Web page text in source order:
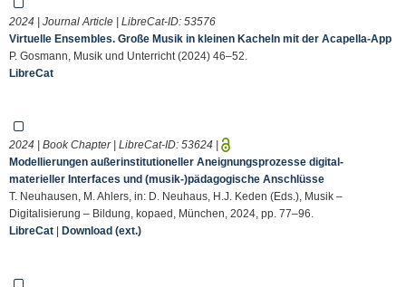
2024 | Journal Article | LibreCat-ID: 53576
Virtuelle Ensembles. Große Musik in kleinen Kacheln mit der Acapella-App
P. Gosmann, Musik und Unterricht (2024) 46–52.
LibreCat
2024 | Book Chapter | LibreCat-ID: 53624 |
Modellierungen außerinstitutioneller Aneignungsprozesse digital-
materieller Interfaces und (musik-)pädagogische Anschlüsse
T. Neuhausen, M. Ahlers, in: D. Neuhaus, H.J. Keden (Eds.), Musik –
Digitalisierung – Bildung, kopaed, München, 2024, pp. 77–96.
LibreCat | Download (ext.)